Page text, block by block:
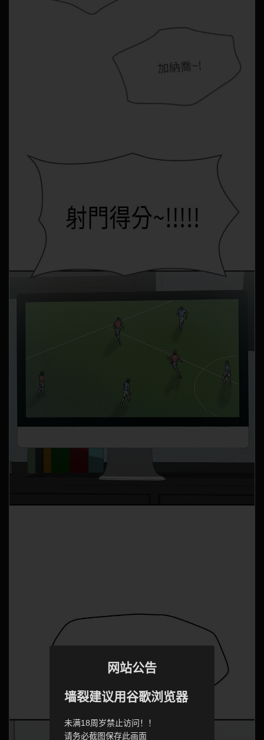
网站公告
墙裂建议用谷歌浏览器
未满18周岁禁止访问！！
请务必截图保存此画面